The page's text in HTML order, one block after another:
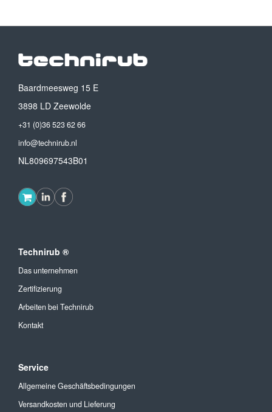
Baardmeesweg 15 E
3898 LD Zeewolde
+31 (0)36 523 62 66
info@technirub.nl
NL809697543B01
Technirub ®
Das unternehmen
Zertifizierung
Arbeiten bei Technirub
Kontakt
Service
Allgemeine Geschäftsbedingungen
Versandkosten und Lieferung